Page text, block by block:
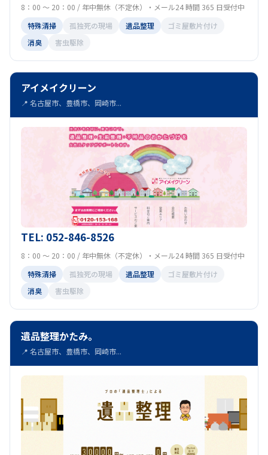
8：00 ～ 20：00 / 年中無休（不定休）・メール24 時間 365 日受付中
特殊清掃
孤独死の現場 遺品整理
ゴミ屋敷片付け
消臭
害虫駆除
アイメイクリーン
📍 名古屋市、豊橋市、岡崎市...
TEL: 052-846-8526
8：00 ～ 20：00 / 年中無休（不定休）・メール24 時間 365 日受付中
特殊清掃
孤独死の現場 遺品整理
ゴミ屋敷片付け
消臭
害虫駆除
遺品整理かたみ。
📍 名古屋市、豊橋市、岡崎市...